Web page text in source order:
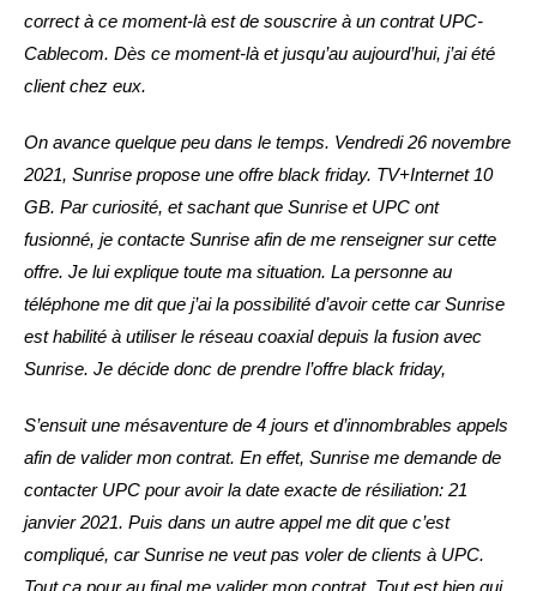
correct à ce moment-là est de souscrire à un contrat UPC-
Cablecom. Dès ce moment-là et jusqu’au aujourd’hui, j’ai été
client chez eux.
On avance quelque peu dans le temps. Vendredi 26 novembre
2021, Sunrise propose une offre black friday. TV+Internet 10
GB. Par curiosité, et sachant que Sunrise et UPC ont
fusionné, je contacte Sunrise afin de me renseigner sur cette
offre. Je lui explique toute ma situation. La personne au
téléphone me dit que j’ai la possibilité d’avoir cette car Sunrise
est habilité à utiliser le réseau coaxial depuis la fusion avec
Sunrise. Je décide donc de prendre l’offre black friday,
S’ensuit une mésaventure de 4 jours et d’innombrables appels
afin de valider mon contrat. En effet, Sunrise me demande de
contacter UPC pour avoir la date exacte de résiliation: 21
janvier 2021. Puis dans un autre appel me dit que c’est
compliqué, car Sunrise ne veut pas voler de clients à UPC.
Tout ça pour au final me valider mon contrat. Tout est bien qui